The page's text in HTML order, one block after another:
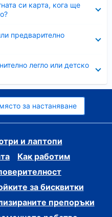
си карта, кога ще
предварително
легло или детско
за настаняване
и лаптопи
Как работим
за бисквитки
препоръки